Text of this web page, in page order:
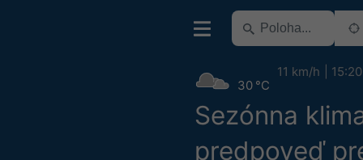
Sezónna
predpoveď
30 °C
11 km/h 15:20